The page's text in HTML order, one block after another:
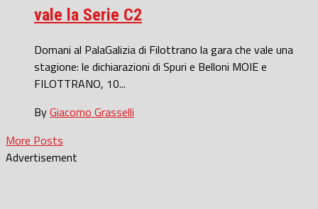
vale la Serie C2
Domani al PalaGalizia di Filottrano la gara che vale una
stagione: le dichiarazioni di Spuri e Belloni MOIE e
FILOTTRANO, 10...
ByGiacomo Grasselli
More Posts
Advertisement